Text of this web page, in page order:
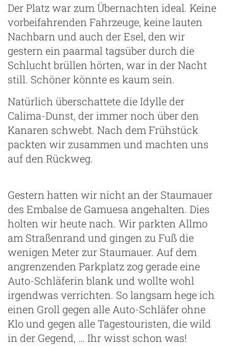
Der Platz war zum Übernachten ideal. Keine
vorbeifahrenden Fahrzeuge, keine lauten
Nachbarn und auch der Esel, den wir
gestern ein paarmal tagsüber durch die
Schlucht brüllen hörten, war in der Nacht
still. Schöner könnte es kaum sein.
Natürlich überschattete die Idylle der
Calima-Dunst, der immer noch über den
Kanaren schwebt. Nach dem Frühstück
packten wir zusammen und machten uns
auf den Rückweg.
Gestern hatten wir nicht an der Staumauer
des Embalse de Gamuesa angehalten. Dies
holten wir heute nach. Wir parkten Allmo
am Straßenrand und gingen zu Fuß die
wenigen Meter zur Staumauer. Auf dem
angrenzenden Parkplatz zog gerade eine
Auto-Schläferin blank und wollte wohl
irgendwas verrichten. So langsam hege ich
einen Groll gegen alle Auto-Schläfer ohne
Klo und gegen alle Tagestouristen, die wild
in der Gegend, … Ihr wisst schon was!